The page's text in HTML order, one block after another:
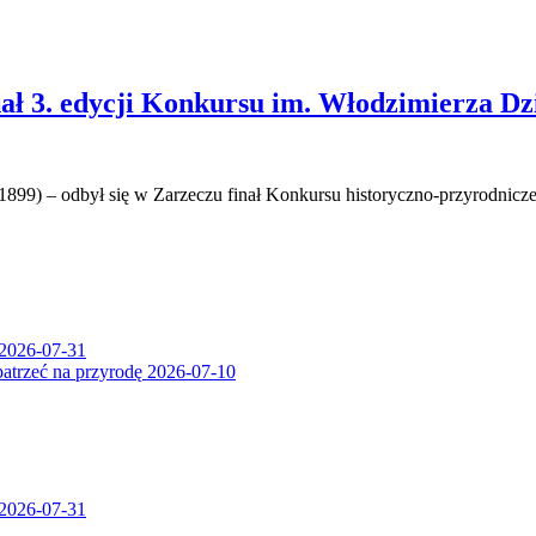
3. edycji Konkursu im. Włodzimierza
– odbył się w Zarzeczu finał Konkursu historyczno-
2026-07-31
na przyrodę 2026-07-10
2026-07-31